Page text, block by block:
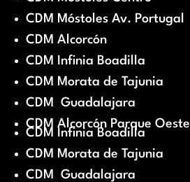
CDM Móstoles Av. Portugal
CDM Alcorcón
CDM Infinia Boadilla
CDM Morata de Tajunia
CDM Guadalajara
CDM Alcorcón Parque Oeste
CDM Infinia Boadilla
CDM Morata de Tajunia
CDM Guadalajara